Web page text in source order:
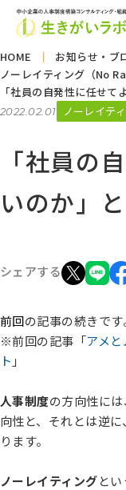
HOME
お知らせ・ブ
ノーレイティング（No
「社員の自発性に任せて
2022.02.01 ノーレイテ
「社員の
いのか」
シェアする
前回の記事の続きです
※前回の記事「アメ
ト 」
人事制度の方向性に
向性と、それとは逆に、
ります。
ノーレイティングと